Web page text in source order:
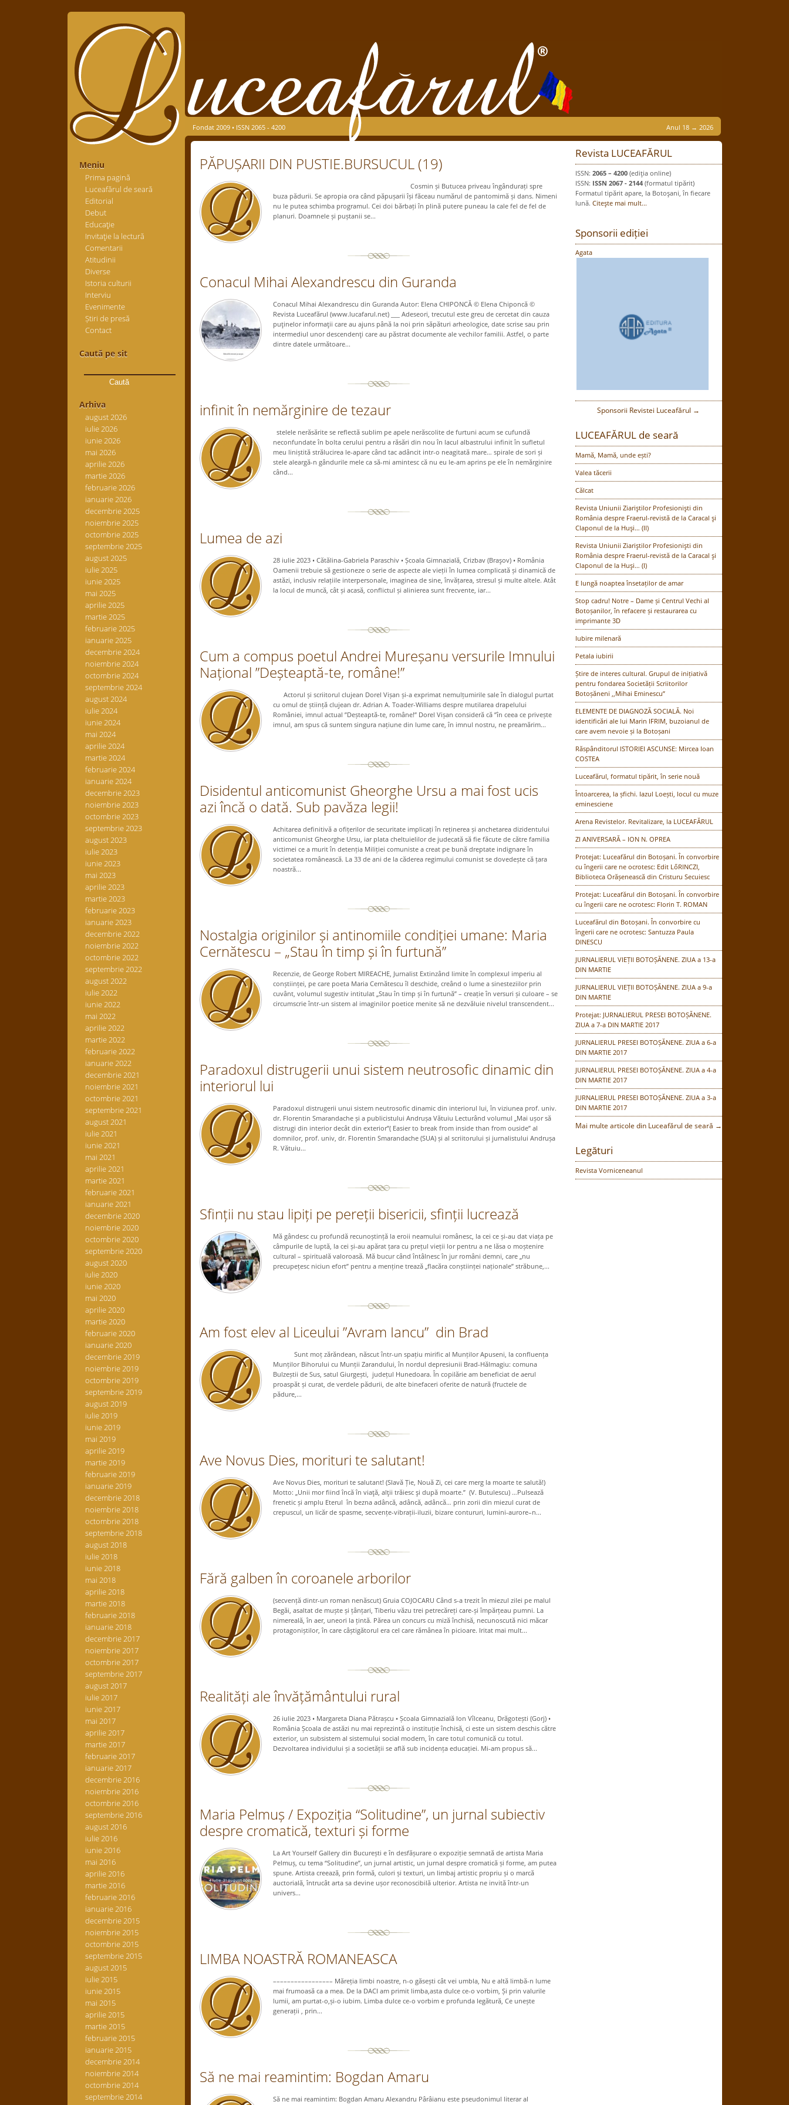
Meniu
Prima pagină
Luceafărul de seară
Editorial
Debut
Educaţie
Invitaţie la lectură
Comentarii
Atitudinii
Diverse
Istoria culturii
Interviu
Evenimente
Știri de presă
Contact
Caută pe sit
după:
Arhiva
august 2026
iulie 2026
iunie 2026
mai 2026
aprilie 2026
martie 2026
februarie 2026
ianuarie 2026
decembrie 2025
noiembrie 2025
octombrie 2025
septembrie 2025
august 2025
iulie 2025
iunie 2025
mai 2025
aprilie 2025
martie 2025
februarie 2025
ianuarie 2025
decembrie 2024
noiembrie 2024
octombrie 2024
septembrie 2024
august 2024
iulie 2024
iunie 2024
mai 2024
aprilie 2024
martie 2024
februarie 2024
ianuarie 2024
decembrie 2023
noiembrie 2023
octombrie 2023
septembrie 2023
august 2023
iulie 2023
iunie 2023
mai 2023
aprilie 2023
martie 2023
februarie 2023
ianuarie 2023
decembrie 2022
noiembrie 2022
octombrie 2022
septembrie 2022
august 2022
iulie 2022
iunie 2022
mai 2022
aprilie 2022
martie 2022
februarie 2022
ianuarie 2022
decembrie 2021
noiembrie 2021
octombrie 2021
septembrie 2021
august 2021
iulie 2021
iunie 2021
mai 2021
aprilie 2021
martie 2021
februarie 2021
ianuarie 2021
decembrie 2020
noiembrie 2020
octombrie 2020
septembrie 2020
august 2020
iulie 2020
iunie 2020
mai 2020
aprilie 2020
martie 2020
februarie 2020
ianuarie 2020
decembrie 2019
noiembrie 2019
octombrie 2019
septembrie 2019
august 2019
iulie 2019
iunie 2019
mai 2019
aprilie 2019
martie 2019
februarie 2019
ianuarie 2019
decembrie 2018
noiembrie 2018
octombrie 2018
septembrie 2018
august 2018
iulie 2018
iunie 2018
mai 2018
aprilie 2018
martie 2018
februarie 2018
ianuarie 2018
decembrie 2017
noiembrie 2017
octombrie 2017
septembrie 2017
august 2017
iulie 2017
iunie 2017
mai 2017
aprilie 2017
martie 2017
februarie 2017
ianuarie 2017
decembrie 2016
noiembrie 2016
octombrie 2016
septembrie 2016
august 2016
iulie 2016
iunie 2016
mai 2016
aprilie 2016
martie 2016
februarie 2016
ianuarie 2016
decembrie 2015
noiembrie 2015
octombrie 2015
septembrie 2015
august 2015
iulie 2015
iunie 2015
mai 2015
aprilie 2015
martie 2015
februarie 2015
ianuarie 2015
decembrie 2014
noiembrie 2014
octombrie 2014
septembrie 2014
Fondat 2009 • ISSN 2065 - 4200 Anul 18 → 2026
Revista LUCEAFĂRUL
ISSN: 2065 – 4200(ediţia online)
ISSN: ISSN 2067 - 2144(formatul tipărit)
Formatul tipărit apare, la Botoşani, în fiecare
lună. Citeşte mai mult...
Sponsorii ediției
Agata
Sponsorii Revistei Luceafărul →
LUCEAFĂRUL de seară
Mamă, Mamă, unde ești?
Valea tăcerii
Călcat
Revista Uniunii Ziariştilor Profesionişti din
România despre Fraerul-revistă de la Caracal şi
Claponul de la Huşi… (II)
Revista Uniunii Ziariştilor Profesionişti din
România despre Fraerul-revistă de la Caracal şi
Claponul de la Huşi… (I)
E lungă noaptea însetaților de amar
Stop cadru! Notre – Dame și Centrul Vechi al
Botoșanilor, în refacere și restaurarea cu
imprimante 3D
Iubire milenară
Petala iubirii
Știre de interes cultural. Grupul de inițiativă
pentru fondarea Societății Scriitorilor
Botoșăneni ,,Mihai Eminescu”
ELEMENTE DE DIAGNOZĂ SOCIALĂ. Noi
identificări ale lui Marin IFRIM, buzoianul de
care avem nevoie și la Botoșani
Răspânditorul ISTORIEI ASCUNSE: Mircea Ioan
COSTEA
Luceafărul, formatul tipărit, în serie nouă
Întoarcerea, la șfichi. Iazul Loești, locul cu muze
eminesciene
Arena Revistelor. Revitalizare, la LUCEAFĂRUL
ZI ANIVERSARĂ – ION N. OPREA
Protejat: Luceafărul din Botoșani. În convorbire
cu îngerii care ne ocrotesc: Edit LőRINCZI,
Biblioteca Orășenească din Cristuru Secuiesc
Protejat: Luceafărul din Botoșani. În convorbire
cu îngerii care ne ocrotesc: Florin T. ROMAN
Luceafărul din Botoșani. În convorbire cu
îngerii care ne ocrotesc: Santuzza Paula
DINESCU
JURNALIERUL VIEȚII BOTOȘĂNENE. ZIUA a 13-a
DIN MARTIE
JURNALIERUL VIEȚII BOTOȘĂNENE. ZIUA a 9-a
DIN MARTIE
Protejat: JURNALIERUL PRESEI BOTOȘĂNENE.
ZIUA a 7-a DIN MARTIE 2017
JURNALIERUL PRESEI BOTOȘĂNENE. ZIUA a 6-a
DIN MARTIE 2017
JURNALIERUL PRESEI BOTOȘĂNENE. ZIUA a 4-a
DIN MARTIE 2017
JURNALIERUL PRESEI BOTOȘĂNENE. ZIUA a 3-a
DIN MARTIE 2017
Mai multe articole din Luceafărul de seară →
Legături
Revista Vorniceneanul
PĂPUȘARII DIN PUSTIE.BURSUCUL (19)
Cosmin și Butucea priveau îngândurați spre
buza pădurii. Se apropia ora când păpușarii își făceau numărul de pantomimă și dans. Nimeni
nu le putea schimba programul. Cei doi bărbați în plină putere puneau la cale fel de fel de
planuri. Doamnele și puștanii se...
Conacul Mihai Alexandrescu din Guranda
Conacul Mihai Alexandrescu din Guranda Autor: Elena CHIPONCĂ © Elena Chiponcă ©
Revista Luceafărul (www.lucafarul.net) ___ Adeseori, trecutul este greu de cercetat din cauza
puţinelor informaţii care au ajuns până la noi prin săpături arheologice, date scrise sau prin
intermediul unor descendenţi care au păstrat documente ale vechilor familii. Astfel, o parte
dintre datele următoare...
infinit în nemărginire de tezaur
stelele nerăsărite se reflectă sublim pe apele nerăscolite de furtuni acum se cufundă
neconfundate în bolta cerului pentru a răsări din nou în lacul albastrului infinit în sufletul
meu liniștită strălucirea le-apare când tac adâncit intr-o neagitată mare… spirale de sori și
stele aleargă-n gândurile mele ca să-mi amintesc că nu eu le-am aprins pe ele în nemărginire
când...
Lumea de azi
28 iulie 2023 • Cătălina-Gabriela Paraschiv • Școala Gimnazială, Crizbav (Braşov) • România
Oamenii trebuie să gestioneze o serie de aspecte ale vieții în lumea complicată și dinamică de
astăzi, inclusiv relațiile interpersonale, imaginea de sine, învățarea, stresul și multe altele. Atât
la locul de muncă, cât și acasă, conflictul și alinierea sunt frecvente, iar...
Cum a compus poetul Andrei Mureșanu versurile Imnului
Național ”Deșteaptă-te, române!”
Actorul și scriitorul clujean Dorel Vișan și-a exprimat nemulțumirile sale în dialogul purtat
cu omul de știință clujean dr. Adrian A. Toader-Williams despre mutilarea drapelului
României, imnul actual ”Deșteaptă-te, române!” Dorel Vișan consideră că ”în ceea ce privește
imnul, am spus că suntem singura națiune din lume care, în imnul nostru, ne preamărim...
Disidentul anticomunist Gheorghe Ursu a mai fost ucis
azi încă o dată. Sub pavăza legii!
Achitarea definitivă a ofițerilor de securitate implicați în reținerea și anchetarea dizidentului
anticomunist Gheorghe Ursu, iar plata cheltuielilor de judecată să fie făcute de către familia
victimei ce a murit în detenția Miliției comuniste a creat pe bună dreptate indignare în
societatea românească. La 33 de ani de la căderea regimului comunist se dovedește că țara
noastră...
Nostalgia originilor și antinomiile condiției umane: Maria
Cernătescu – „Stau în timp și în furtună”
Recenzie, de George Robert MIREACHE, Jurnalist Extinzând limite în complexul imperiu al
conștiinței, pe care poeta Maria Cernătescu îl deschide, creând o lume a sinesteziilor prin
cuvânt, volumul sugestiv intitulat „Stau în timp și în furtună” – creație în versuri și culoare – se
circumscrie într-un sistem al imaginilor poetice menite să ne dezvăluie nivelul transcendent...
Paradoxul distrugerii unui sistem neutrosofic dinamic din
interiorul lui
Paradoxul distrugerii unui sistem neutrosofic dinamic din interiorul lui, în viziunea prof. univ.
dr. Florentin Smarandache și a publicistului Andrușa Vătuiu Lecturând volumul „Mai ușor să
distrugi din interior decât din exterior”( Easier to break from inside than from ouside” al
domnilor, prof. univ, dr. Florentin Smarandache (SUA) și al scriitorului și jurnalistului Andrușa
R. Vătuiu...
Sfinții nu stau lipiți pe pereții bisericii, sfinții lucrează
Mă gândesc cu profundă recunoștință la eroii neamului românesc, la cei ce și-au dat viața pe
câmpurile de luptă, la cei și-au apărat țara cu prețul vieții lor pentru a ne lăsa o moștenire
cultural – spirituală valoroasă. Mă bucur când întâlnesc în jur români demni, care „nu
precupețesc niciun efort” pentru a menține trează „flacăra conștiinței naționale” străbune,...
Am fost elev al Liceului ”Avram Iancu” din Brad
Sunt moț zărăndean, născut într-un spațiu mirific al Munților Apuseni, la confluența
Munților Bihorului cu Munții Zarandului, în nordul depresiunii Brad-Hălmagiu: comuna
Bulzeștii de Sus, satul Giurgești, județul Hunedoara. În copilărie am beneficiat de aerul
proaspăt și curat, de verdele pădurii, de alte binefaceri oferite de natură (fructele de
pădure,...
Ave Novus Dies, morituri te salutant!
Ave Novus Dies, morituri te salutant! (Slavă Ție, Nouă Zi, cei care merg la moarte te salută!)
Motto: „Unii mor fiind încă în viaţă, alţii trăiesc şi după moarte.” (V. Butulescu) …Pulsează
frenetic și amplu Eterul în bezna adâncă, adâncă, adâncă… prin zorii din miezul curat de
crepuscul, un licăr de spasme, secvențe-vibrații-iluzii, bizare contururi, lumini-aurore–n...
Fără galben în coroanele arborilor
(secvență dintr-un roman nenăscut) Gruia COJOCARU Când s-a trezit în miezul zilei pe malul
Begăi, asaltat de muște și țânțari, Tiberiu văzu trei petrecăreți care-și împărțeau pumni. La
nimereală, în aer, uneori la țintă. Părea un concurs cu miză închisă, necunoscută nici măcar
protagoniștilor, în care câștigătorul era cel care rămânea în picioare. Iritat mai mult...
Realități ale învățământului rural
26 iulie 2023 • Margareta Diana Pătrașcu • Școala Gimnazială Ion Vîlceanu, Drăgotești (Gorj) •
România Școala de astăzi nu mai reprezintă o instituție închisă, ci este un sistem deschis către
exterior, un subsistem al sistemului social modern, în care totul comunică cu totul.
Dezvoltarea individului și a societății se află sub incidența educației. Mi-am propus să...
Maria Pelmuș / Expoziția “Solitudine”, un jurnal subiectiv
despre cromatică, texturi și forme
La Art Yourself Gallery din București e în desfășurare o expoziție semnată de artista Maria
Pelmuș, cu tema “Solitudine”, un jurnal artistic, un jurnal despre cromatică și forme, am putea
spune. Artista creează, prin formă, culori și texturi, un limbaj artistic propriu și o marcă
auctorială, întrucât arta sa devine ușor reconoscibilă ulterior. Artista ne invită într-un
univers...
LIMBA NOASTRĂ ROMANEASCA
––––––––––––––––– Măreția limbi noastre, n-o găsești cât vei umbla, Nu e altă limbă-n lume
mai frumoasă ca a mea. De la DACI am primit limba,asta dulce ce-o vorbim, Și prin valurile
lumii, am purtat-o,și-o iubim. Limba dulce ce-o vorbim e profunda legătură, Ce unește
generații , prin...
Să ne mai reamintim: Bogdan Amaru
Să ne mai reamintim: Bogdan Amaru Alexandru Pârâianu este pseudonimul literar al